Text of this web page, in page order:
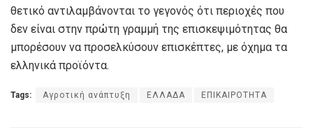
θετικό αντιλαμβάνονται το γεγονός ότι περιοχές που
δεν είναι στην πρώτη γραμμή της επισκεψιμότητας θα
μπορέσουν να προσελκύσουν επισκέπτες, με όχημα τα
ελληνικά προϊόντα.
Tags: Αγροτική ανάπτυξη ΕΛΛΑΔΑ ΕΠΙΚΑΙΡΟΤΗΤΑ